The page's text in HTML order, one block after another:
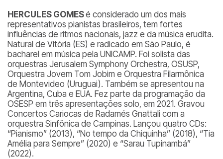
HERCULES GOMESé considerado um dos mais
representativos pianistas brasileiros, tem fortes
influências de ritmos nacionais, jazz e da música erudita.
Natural de Vitória (ES) e radicado em São Paulo, é
bacharel em música pela UNICAMP. Foi solista das
orquestras Jerusalem Symphony Orchestra, OSUSP,
Orquestra Jovem Tom Jobim e Orquestra Filarmônica
de Montevideo (Uruguai). Também se apresentou na
Argentina, Cuba e EUA. Fez parte da programação da
OSESP em três apresentações solo, em 2021. Gravou
Concertos Cariocas de Radamés Gnattali com a
orquestra Sinfônica de Campinas. Lançou quatro CDs:
“Pianismo” (2013), “No tempo da Chiquinha” (2018), “Tia
Amélia para Sempre” (2020) e “Sarau Tupinambá”
(2022).